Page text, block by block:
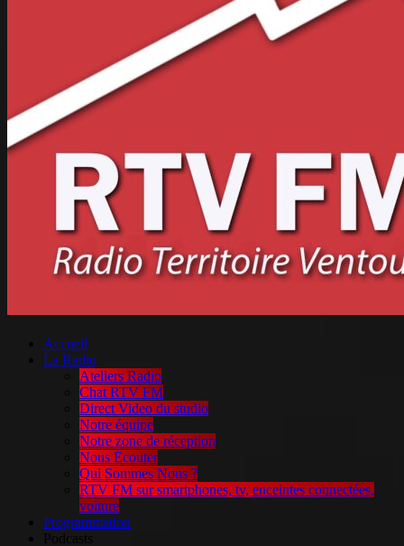
Accueil
La Radio
Ateliers Radio
Chat RTV FM
Direct Video du studio
Notre équipe
Notre zone de réception
Nous Écouter
Qui Sommes Nous ?
RTV FM sur smartphones, tv, enceintes connectées,
voiture
Programmation